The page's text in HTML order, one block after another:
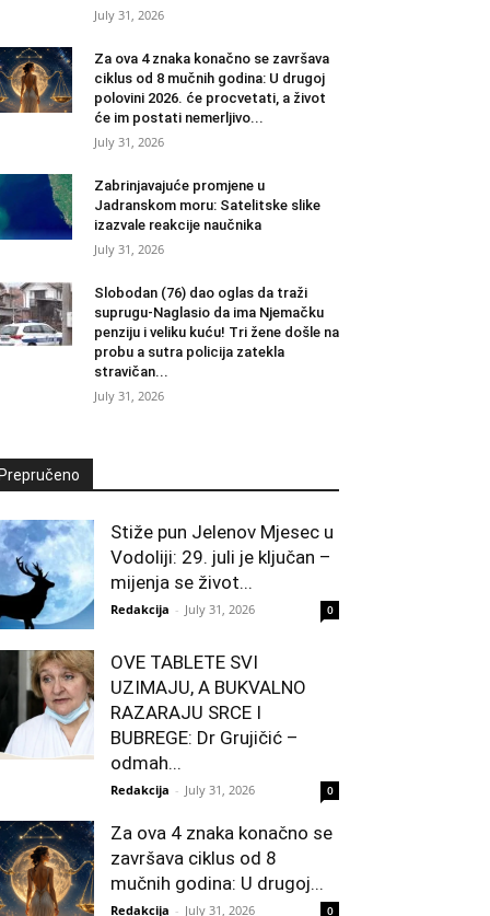
July 31, 2026
Za ova 4 znaka konačno se završava
ciklus od 8 mučnih godina: U drugoj
polovini 2026. će procvetati, a život
će im postati nemerljivo...
July 31, 2026
Zabrinjavajuće promjene u
Jadranskom moru: Satelitske slike
izazvale reakcije naučnika
July 31, 2026
Slobodan (76) dao oglas da traži
suprugu-Naglasio da ima Njemačku
penziju i veliku kuću! Tri žene došle na
probu a sutra policija zatekla
stravičan...
July 31, 2026
Stiže pun Jelenov Mjesec u
Vodoliji: 29. juli je ključan –
mijenja se život...
Redakcija - July 31, 2026 0
OVE TABLETE SVI
UZIMAJU, A BUKVALNO
RAZARAJU SRCE I
BUBREGE: Dr Grujičić –
odmah...
Redakcija - July 31, 2026 0
Za ova 4 znaka konačno se
završava ciklus od 8
mučnih godina: U drugoj...
Redakcija - July 31, 2026 0